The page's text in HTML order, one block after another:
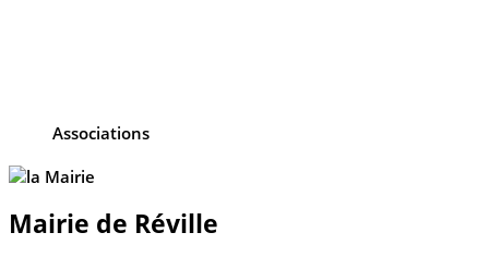
Associations
Mairie de Réville